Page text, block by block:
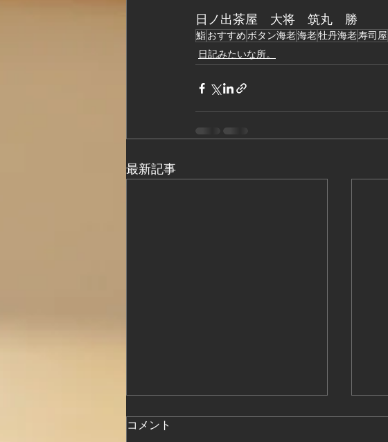
日ノ出茶屋　大将　筑丸　勝
鮨おすすめ ボタン海老海老牡丹海老寿司屋
日記みたいな所。
最新記事
コメント